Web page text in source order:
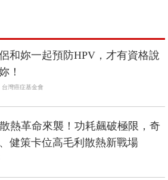
和妳一起預防HPV，才有資格說
！
台灣癌症基金會
熱革命來襲！功耗飆破極限，奇
健策卡位高毛利散熱新戰場